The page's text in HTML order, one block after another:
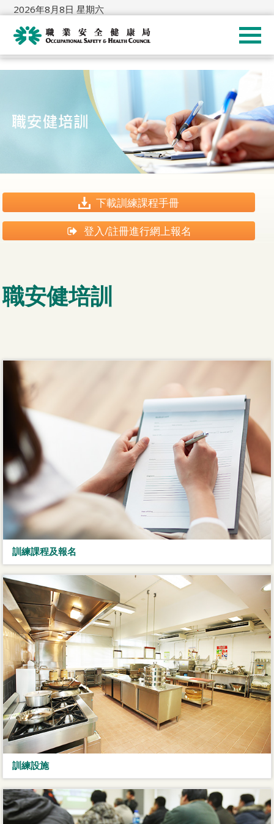
2026年8月8日 星期六
下載訓練課程手冊
登入/註冊進行網上報名
職安健培訓
訓練課程及報名
訓練設施